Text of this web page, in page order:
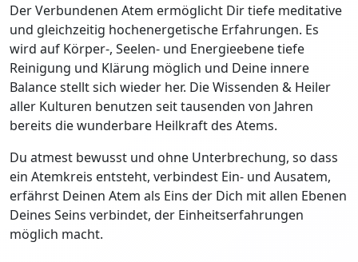
Der Verbundenen Atem ermöglicht Dir tiefe meditative
und gleichzeitig hochenergetische Erfahrungen. Es
wird auf Körper-, Seelen- und Energieebene tiefe
Reinigung und Klärung möglich und Deine innere
Balance stellt sich wieder her. Die Wissenden & Heiler
aller Kulturen benutzen seit tausenden von Jahren
bereits die wunderbare Heilkraft des Atems.
Du atmest bewusst und ohne Unterbrechung, so dass
ein Atemkreis entsteht, verbindest Ein- und Ausatem,
erfährst Deinen Atem als Eins der Dich mit allen Ebenen
Deines Seins verbindet, der Einheitserfahrungen
möglich macht.